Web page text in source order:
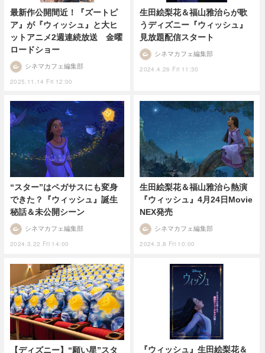
最新作公開間近！『ズートピ
ア』が『ウィッシュ』と大ヒ
ットアニメ2週連続放送 金曜
ロードショー
2025.11.14 Fri 12:00
シネマカフェ編集部
生田絵梨花＆福山雅治らが歌
うディズニー『ウィッシュ』
見放題配信スタート
2024.4.26 Fri 11:30
シネマカフェ編集部
“スター”はペガサスにも変身
できた？『ウィッシュ』誕生
秘話＆未公開シーン
2024.3.22 Fri 14:00
シネマカフェ編集部
生田絵梨花＆福山雅治ら熱演
『ウィッシュ』4月24日Movie
NEX発売
2024.3.8 Fri 10:00
シネマカフェ編集部
【ディズニー】“願い星”スタ
『ウィッシュ』生田絵梨花＆